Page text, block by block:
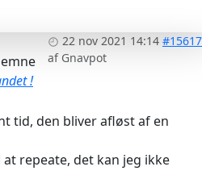
22 nov 2021 14:14 #15617
af Gnavpot
!
tid, den bliver afløst af en
repeate, det kan jeg ikke